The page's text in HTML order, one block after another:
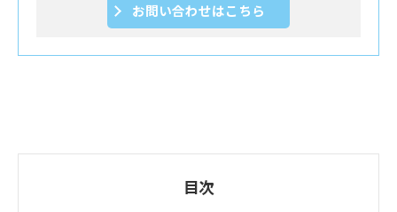
お問い合わせはこちら
目次